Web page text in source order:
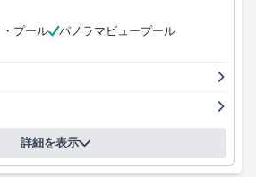
プール
パノラマビュープール
詳細を表示